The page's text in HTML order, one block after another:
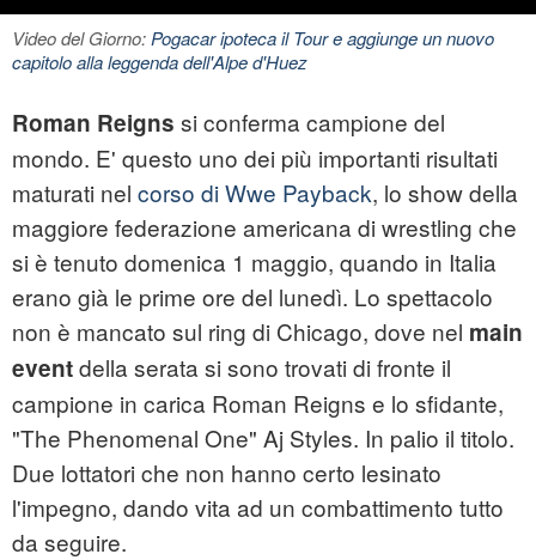
Video del Giorno:Pogacar ipoteca il Tour e aggiunge un nuovo
capitolo alla leggenda dell'Alpe d'Huez
Roman Reigns si conferma campione del
mondo. E' questo uno dei più importanti risultati
maturati nel corso di Wwe Payback, lo show della
maggiore federazione americana di wrestling che
si è tenuto domenica 1 maggio, quando in Italia
erano già le prime ore del lunedì. Lo spettacolo
non è mancato sul ring di Chicago, dove nel main
eventdella serata si sono trovati di fronte il
campione in carica Roman Reigns e lo sfidante,
"The Phenomenal One" Aj Styles. In palio il titolo.
Due lottatori che non hanno certo lesinato
l'impegno, dando vita ad un combattimento tutto
da seguire.